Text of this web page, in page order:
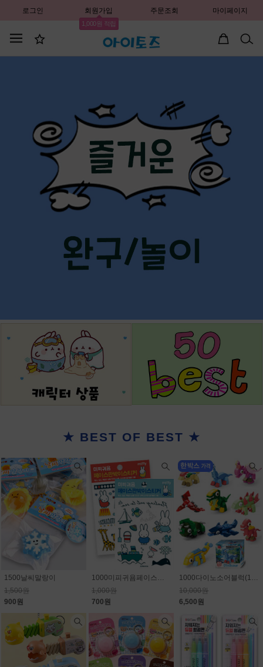
로그인 회원가입
1,000원 적립
주문조회 마이페이지
★ BEST OF BEST ★
1500날씨말랑이
1,500원
900원
1000미피귀욤페이스판박이스티커
1,000원
700원
1000다이노소어블럭(10종) 1개650원
10,000원
6,500원